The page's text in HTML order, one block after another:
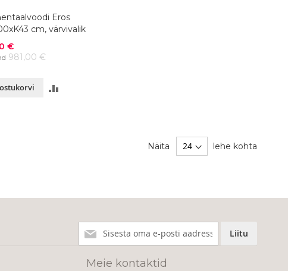
Eros
cm, värvivalik
€
981,00 €
Näita lehe kohta
meie
Liitu
Meie kontaktid